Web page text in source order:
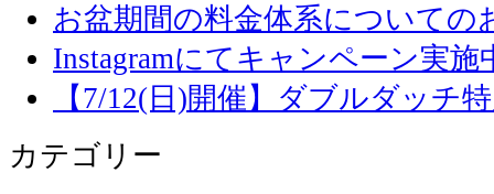
お盆期間の料金体系についての
Instagramにてキャンペーン実施
【7/12(日)開催】ダブルダッチ
カテゴリー